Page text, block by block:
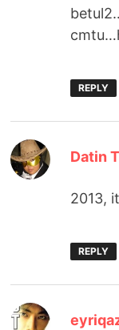
REPLY
Datin
2013,
REPLY